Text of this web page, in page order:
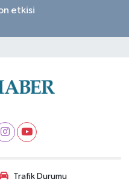
etkisi
Trafik Durumu